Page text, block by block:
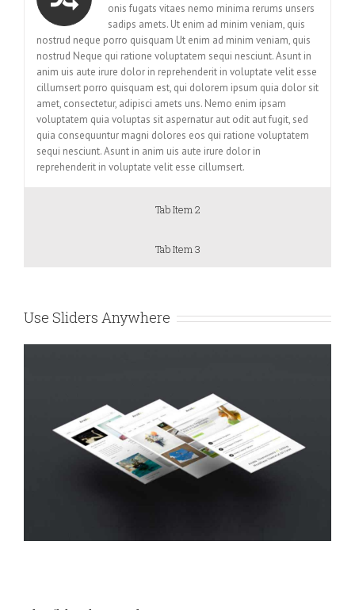
onis fugats vitaes nemo minima rerums unsers
sadips amets. Ut enim ad minim veniam, quis
nostrud neque porro quisquam Ut enim ad minim veniam, quis
nostrud Neque qui ratione voluptatem sequi nesciunt. Asunt in
anim uis aute irure dolor in reprehenderit in voluptate velit esse
cillumsert porro quisquam est, qui dolorem ipsum quia dolor sit
amet, consectetur, adipisci amets uns. Nemo enim ipsam
voluptatem quia voluptas sit aspernatur aut odit aut fugit, sed
quia consequuntur magni dolores eos qui ratione voluptatem
sequi nesciunt. Asunt in anim uis aute irure dolor in
reprehenderit in voluptate velit esse cillumsert.
Tab Item 2
Tab Item 3
Use Sliders Anywhere